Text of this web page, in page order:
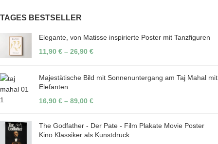
TAGES BESTSELLER
Elegante, von Matisse inspirierte Poster mit Tanzfiguren
11,90 € – 26,90 €
Majestätische Bild mit Sonnenuntergang am Taj Mahal mit
Elefanten
16,90 € – 89,00 €
The Godfather - Der Pate - Film Plakate Movie Poster
Kino Klassiker als Kunstdruck